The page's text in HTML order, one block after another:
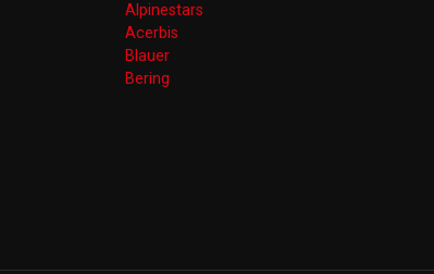
Alpinestars
Acerbis
Blauer
Bering